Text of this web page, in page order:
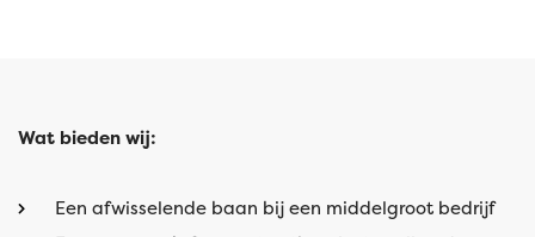
Wat bieden wij:
Een afwisselende baan bij een middelgroot bedrijf